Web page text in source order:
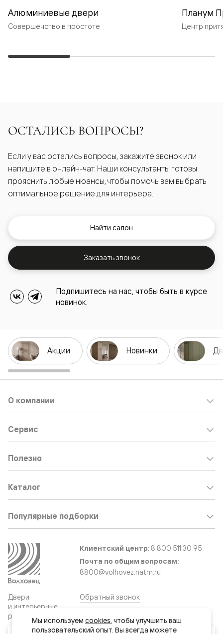
Алюминиевые двери
Совершенство в простоте
Планум
Центр
ОСТАЛИСЬ ВОПРОСЫ?
Если у вас остались вопросы, закажите звонок или
напишите в онлайн-чат. Наши консультанты готовы
прояснить любые нюансы, чтобы помочь вам выбрать
оптимальное решение для интерьера.
Найти салон
Заказать звонок
Подпишитесь на нас, чтобы быть в курсе
новинок.
Акции Новинки
Двери
и интерьерные
решения
О компании
Сервис
Полезно
Каталог
Популярные подборки
Клиентский центр: 8 800 511 30 95
Почта по общим вопросам:
8800@volhovez.natm.ru
Обратный звонок
Мы используем cookies, чтобы улучшить ваш
пользовательский опыт. Вы всегда можете